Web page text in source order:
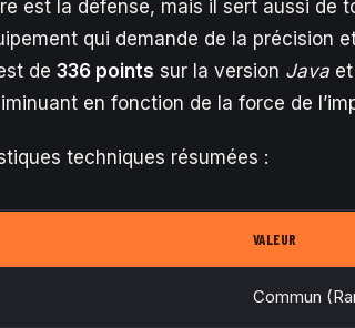
est la défense, mais il sert aussi de
qui demande de la précision
de 336 points sur la version Java
en fonction de la force de
techniques résumées :
VALEUR
Commun